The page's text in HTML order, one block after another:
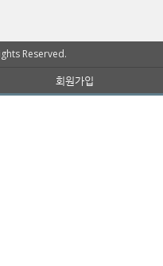
Reserved.
회원가입